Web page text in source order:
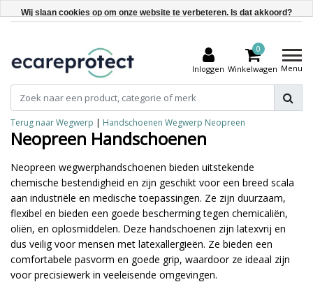
Inloggen
0
Winkelwagen Menu
Terug naar Wegwerp | Handschoenen Wegwerp Neopreen
Neopreen Handschoenen
Neopreen wegwerphandschoenen bieden uitstekende
chemische bestendigheid en zijn geschikt voor een breed scala
aan industriële en medische toepassingen. Ze zijn duurzaam,
flexibel en bieden een goede bescherming tegen chemicaliën,
oliën, en oplosmiddelen. Deze handschoenen zijn latexvrij en
dus veilig voor mensen met latexallergieën. Ze bieden een
comfortabele pasvorm en goede grip, waardoor ze ideaal zijn
voor precisiewerk in veeleisende omgevingen.
Wij slaan cookies op om onze website te verbeteren. Is dat akkoord?